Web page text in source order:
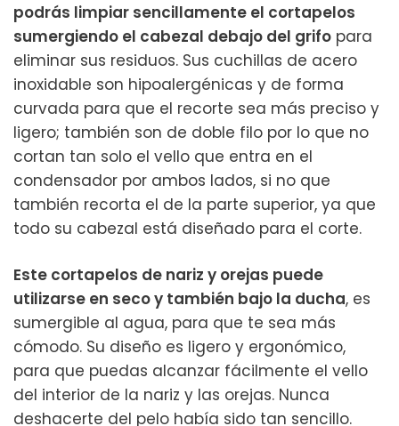
podrás limpiar sencillamente el cortapelos
sumergiendo el cabezal debajo del grifo para
eliminar sus residuos. Sus cuchillas de acero
inoxidable son hipoalergénicas y de forma
curvada para que el recorte sea más preciso y
ligero; también son de doble filo por lo que no
cortan tan solo el vello que entra en el
condensador por ambos lados, si no que
también recorta el de la parte superior, ya que
todo su cabezal está diseñado para el corte.
Este cortapelos de nariz y orejas puede
utilizarse en seco y también bajo la ducha, es
sumergible al agua, para que te sea más
cómodo. Su diseño es ligero y ergonómico,
para que puedas alcanzar fácilmente el vello
del interior de la nariz y las orejas. Nunca
deshacerte del pelo había sido tan sencillo.